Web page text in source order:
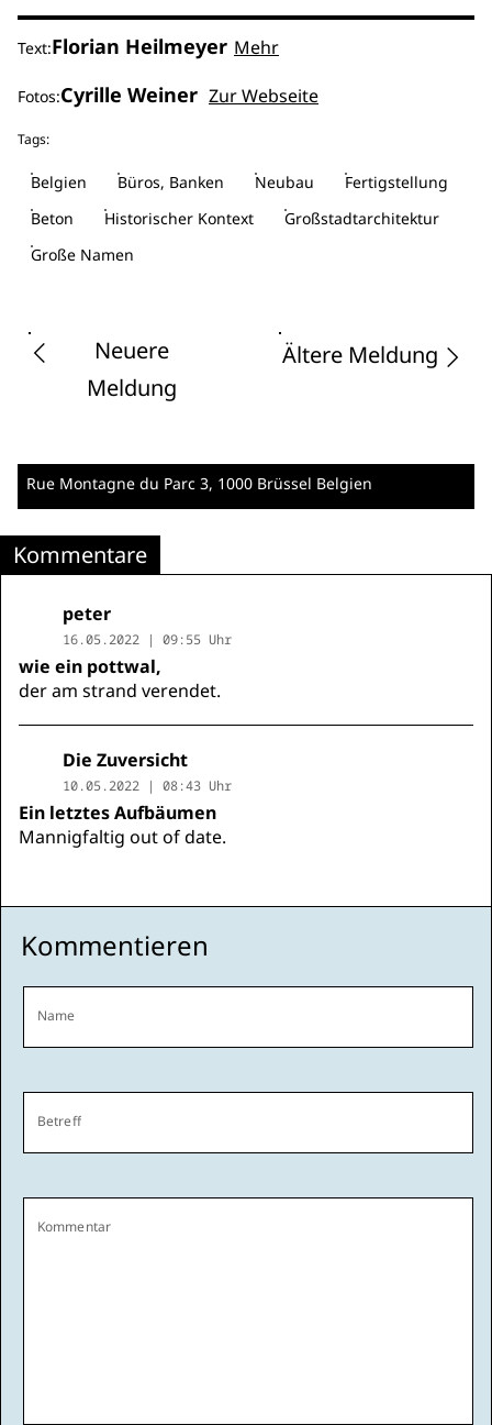
Text:Florian Heilmeyer Mehr
Fotos:Cyrille Weiner Zur Webseite
Tags:
Belgien Büros, Banken Neubau
Fertigstellung
Beton
Historischer Kontext
Großstadtarchitektur
Große Namen
Neuere
Meldung
Ältere Meldung
Rue Montagne du Parc 3, 1000 Brüssel Belgien
Kommentare
peter
16.05.2022 | 09:55 Uhr
wie ein pottwal,
der am strand verendet.
Die Zuversicht
10.05.2022 | 08:43 Uhr
Ein letztes Aufbäumen
Mannigfaltig out of date.
Kommentieren
Name
Betreff
Kommentar